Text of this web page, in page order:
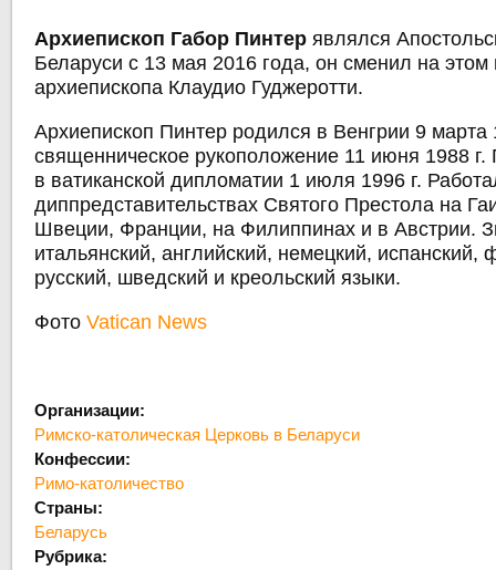
Архиепископ Габор Пинтерявлялся
Беларуси с 13 мая 2016 года, он сменил на этом
архиепископа Клаудио Гуджеротти.
Архиепископ Пинтер родился в Венгрии 9 марта
священническое рукоположение 11 июня 1988 г.
в ватиканской дипломатии 1 июля 1996 г.
диппредставительствах Святого Престола на
Швеции, Франции, на Филиппинах и в Австрии.
итальянский, английский, немецкий, испанский,
русский, шведский и креольский языки.
ФотоVatican News
Организации:
Римско-католическая Церковь в Беларуси
Конфессии:
Римо-католичество
Страны:
Беларусь
Рубрика: